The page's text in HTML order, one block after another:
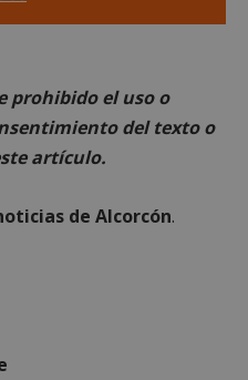
prohibido el uso o
del texto o
artículo.
de Alcorcón.
necesarias